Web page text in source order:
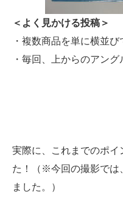
＜よく見かける投稿＞
・複数商品を単に横並
・毎回、上からのアング
実際に、これまでのポイ
た！（※今回の撮影では
ました。）